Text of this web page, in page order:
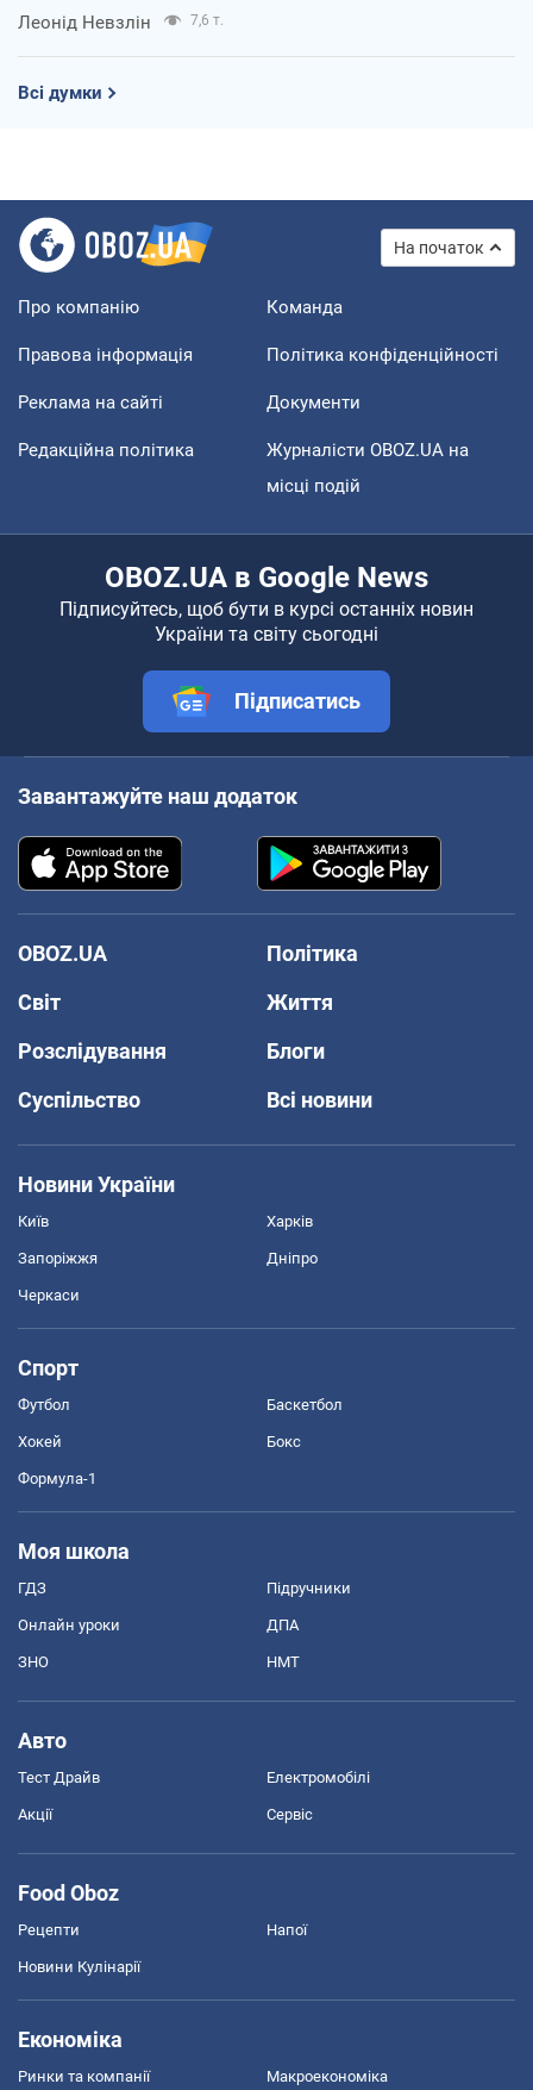
Леонід Невзлін 7,6 т.
Всі думки
На початок
Про компанію Команда
Правова інформація Політика конфіденційності
Реклама на сайті Документи
Редакційна політика
Журналісти OBOZ.UA на
місці подій
OBOZ.UA в Google News
Підписуйтесь, щоб бути в курсі останніх новин
України та світу сьогодні
Підписатись
Завантажуйте наш додаток
OBOZ.UA
Політика
Світ
Життя
Розслідування
Блоги
Суспільство
Всі новини
Новини України
Київ Харків
Запоріжжя Дніпро
Черкаси
Спорт
Футбол Баскетбол
Хокей Бокс
Формула-1
Моя школа
ГДЗ Підручники
Онлайн уроки ДПА
ЗНО НМТ
Авто
Тест Драйв Електромобілі
Акції Сервіс
Food Oboz
Рецепти Напої
Новини Кулінарії
Економіка
Ринки та компанії Макроекономіка